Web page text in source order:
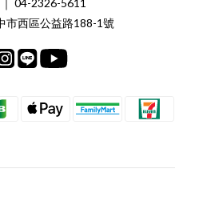
立即購買
04-2326-5611
市西區公益路188-1號